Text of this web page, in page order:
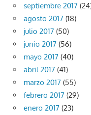
septiembre 2017
agosto 2017 (18)
julio 2017 (50)
junio 2017 (56)
mayo 2017 (40)
abril 2017 (41)
marzo 2017 (55)
febrero 2017 (29)
enero 2017 (23)